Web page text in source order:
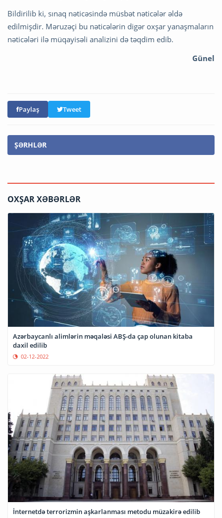
Bildirilib ki, sınaq nəticəsində müsbət nəticələr əldə
edilmişdir. Məruzəçi bu nəticələrin digər oxşar yanaşmaların
nəticələri ilə müqayisəli analizini də təqdim edib.
Günel
Paylaş Tweet
ŞƏRHLƏR
OXŞAR XƏBƏRLƏR
Azərbaycanlı alimlərin məqaləsi ABŞ-da çap olunan kitaba
daxil edilib
02-12-2022
İnternetdə terrorizmin aşkarlanması metodu müzakirə edilib